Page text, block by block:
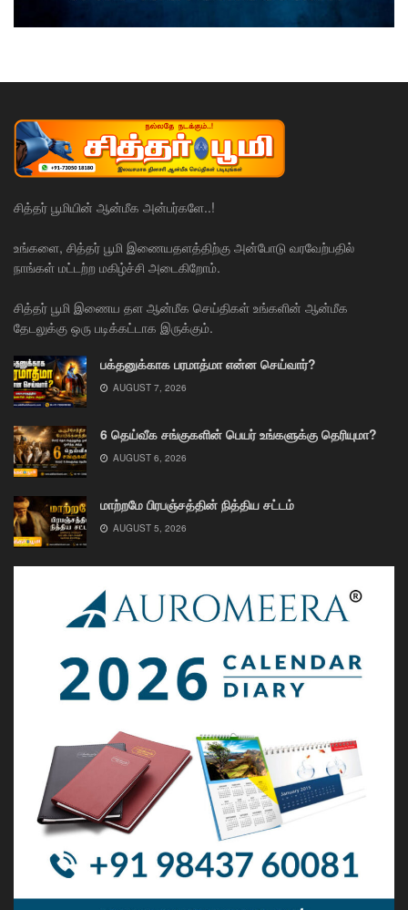
சித்தர் பூமியின் ஆன்மீக அன்பர்களே..!
உங்களை, சித்தர் பூமி இணையதளத்திற்கு அன்போடு வரவேற்பதில்
நாங்கள் மட்டற்ற மகிழ்ச்சி அடைகிறோம்.
சித்தர் பூமி இணைய தள ஆன்மீக செய்திகள் உங்களின் ஆன்மீக
தேடலுக்கு ஒரு படிக்கட்டாக இருக்கும்.
பக்தனுக்காக பரமாத்மா என்ன செய்வார்?
AUGUST 7, 2026
6 தெய்வீக சங்குகளின் பெயர் உங்களுக்கு தெரியுமா?
AUGUST 6, 2026
மாற்றமே பிரபஞ்சத்தின் நித்திய சட்டம்
AUGUST 5, 2026